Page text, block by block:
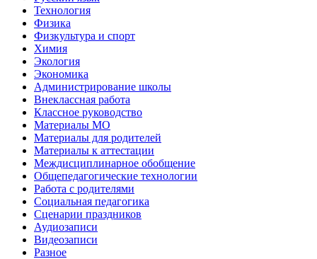
Технология
Физика
Физкультура и спорт
Химия
Экология
Экономика
Администрирование школы
Внеклассная работа
Классное руководство
Материалы МО
Материалы для родителей
Материалы к аттестации
Междисциплинарное обобщение
Общепедагогические технологии
Работа с родителями
Социальная педагогика
Сценарии праздников
Аудиозаписи
Видеозаписи
Разное